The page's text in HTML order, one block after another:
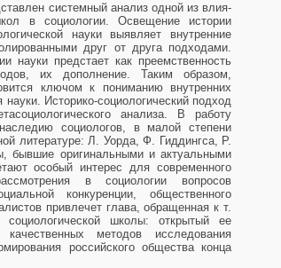
системный анализ одной из влия­
в социологии. Освещение истории
науки выявляет внутренние
друг от друга подходами.
науки предстает как преемственность
их дополнение. Таким образом,
ключом к пониманию внутренних
науки. Ис­торико-социологический подход
анализа. В работу
социологов, в малой степени
литературе: Л. Уорда, Ф. Гиддингса, Р.
бывшие оригинальными и актуальными
особый интерес для современного
в социологии вопросов
конкуренции, общественного
привлечет глава, обращенная к т.
школы: открытый ее
качественных мето­дов исследования
российского об­щества конца